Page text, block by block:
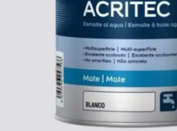
Nome*
Email*